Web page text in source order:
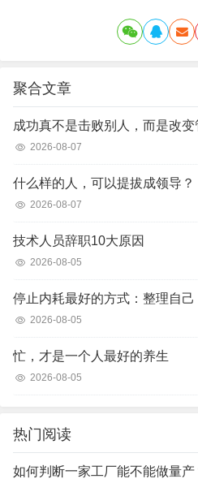
聚合文章
成功真不是击败别人，而是改变
2026-08-07
什么样的人，可以提拔成领导？
2026-08-07
技术人员辞职10大原因
2026-08-05
停止内耗最好的方式：整理自己
2026-08-05
忙，才是一个人最好的养生
2026-08-05
热门阅读
如何判断一家工厂能不能做量产